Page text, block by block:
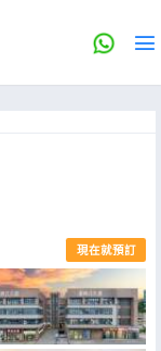
現在就預訂